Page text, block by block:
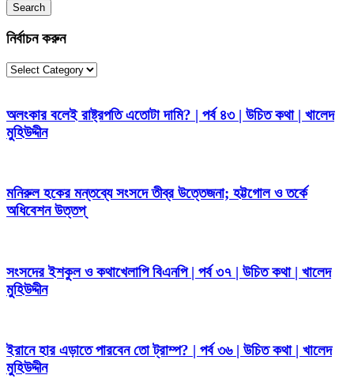
Search
নির্বাচন করুন
নির্বাচন
অলংকার বলেই রাষ্ট্রপতি এতোটা দামি? | পর্ব ৪৩ | উচিত কথা | খালেদ
মুহিউদ্দীন
মনিরুল হকের মন্তব্যে সংসদে তীব্র উত্তেজনা; হট্টগোল ও তর্কে
অধিবেশন উত্তপ্
সংসদের ইশকুল ও কথাখেলাপি বিএনপি | পর্ব ৩৭ | উচিত কথা | খালেদ
মুহিউদ্দীন
ইরানে হার এড়াতে পারবেন তো ট্রাম্প? | পর্ব ৩৬ | উচিত কথা | খালেদ
মুহিউদ্দীন